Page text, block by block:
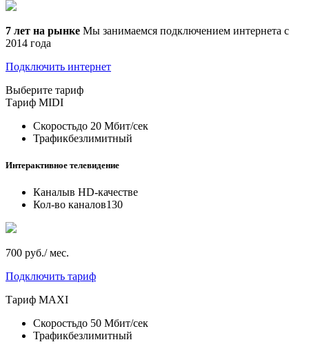
7 лет на рынке Мы занимаемся подключением интернета с
2014 года
Подключить интернет
Выберите тариф
Тариф MIDI
Скоростьдо 20 Мбит/сек
Трафикбезлимитный
Интерактивное телевидение
Каналыв HD-качестве
Кол-во каналов130
700 руб./ мес.
Подключить тариф
Тариф MAXI
Скоростьдо 50 Мбит/сек
Трафикбезлимитный